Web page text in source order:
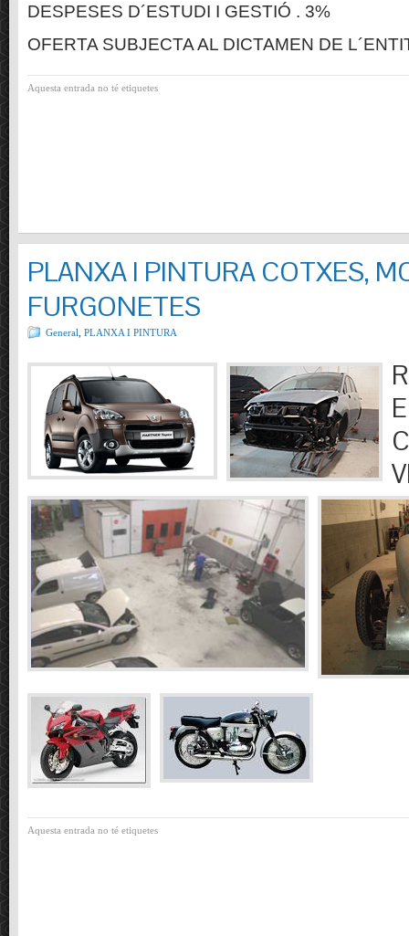
DESPESES D´ESTUDI I GESTIÓ . 3%
OFERTA SUBJECTA AL DICTAMEN DE
Aquesta entrada no té etiquetes
PLANXA I PINTURA COTXES,
FURGONETES
General PLANXA I PINTURA
Aquesta entrada no té etiquetes